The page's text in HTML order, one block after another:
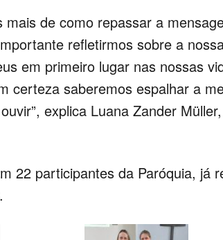
mais de como repassar a
refletirmos sobre a
em primeiro lugar nas nossas
certeza saberemos espalhar a
explica Luana Zander
22 participantes da Paróquia, já